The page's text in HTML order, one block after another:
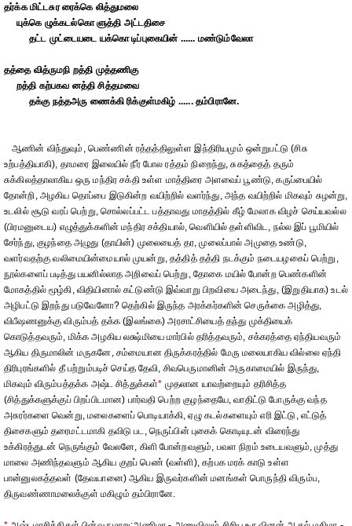
தர்க்க மிட்டசுர ரைக்கெ லித்துமலை
யுக்கெ ழுக்கடல்கொ ளுத்தி அட்டதிசை
தட்ட முட்டையடை யக்கொ டிப்புகையின் ...... மண்டும்வேலா
தத்தை வித்ருமநி றத்தி முத்தணிகு
றத்தி கற்பகவ னத்தி சித்தமவை
தக்கு நத்தஅரு ணைக்கி ரிக்குள்மகிழ் ...... தம்பிரானே.
ஆணின் விந்துவும், பெண்ணின் ரத்தத்திலுள்ள இந்திரியமும் ஒன்றுபட்டு (சிசு
உற்பத்தியாகி), தாமரை இலையில் நீர் போல ரத்தம் நிறைந்து, சுகத்தைத் தரும்
சுக்கிலத்தாலாகிய ஒரு மந்திர சக்தி உள்ள மாத்திரை அளவைப் பூண்டு, கருப்பையில்
தோன்றி, அழகிய தொப்பை இடுகின்ற வயிற்றில் வளர்ந்து, அந்த வயிற்றில் மிகவும் சுழன்று,
உடலில் சூடு வரப் பெற்று, சொல்லப்பட்ட பத்தாவது மாதத்தில் கீழ் மேலாக விழச் செய்யவல்ல
(பிரமனுடைய) எழுத்துக்களின் மந்திர சக்தியால், வெளியில் தள்ளிவிட, நல்ல இப் பூமியில்
சேர்ந்து, குழந்தை அழுது (தாயின்) முலையைத் தர, முலைப்பால் அமுதை உண்டு,
வளர்வதற்கு வலிமையின்மையால் முயன்று, தத்தித் தத்தி நடக்கும் நடையழகைப் பெற்று,
நூல்களைப் படித்து பயனில்லாத அறிவைப் பெற்று, தோகை மயில் போன்ற பெண்களின்
மோகத்தில் மூழ்கி, விதியினால் கட்டுண்டு இவ்வாறு பிறவியை அடைந்து, (இறுதியாக) உடல்
அழிபட்டு இறந்து படுவேனோ? தெற்கில் இருந்த அரக்கர்களின் செருக்கை அழித்து,
விபீஷணனுக்கு விரும்பத் தக்க (இலங்கை) அரசாட்சியைத் தந்து முக்தியைக்
கொடுத்தவரும், மிக்க அழகிய லக்ஷ்மியை மார்பில் தரித்தவரும், சக்கரத்தை ஏந்தியவரும்
ஆகிய திருமாலின் மருகனே, சம்மையான திருக்கரத்தில் மேரு மலையாகிய வில்லை ஏந்தி
திரிபுரங்களில் தீ பற்றும்படிச் செய்த தேவி, சிவபெருமானின் அருகாமையில் இருந்து,
மிகவும் விரும்பத்தக்க அஷ்ட சித்துக்கள்* முதலான யாவற்றையும் தரிசித்த
(சித்துக்களுக்குப் பிறப்பிடமான) பார்வதி பெற்ற குழந்தையே, வாதிட்டு போருக்கு வந்த
அசுரர்களை வென்று, மலைகளைப் பொடியாக்கி, ஏழு கடல்களையும் எரி இட்டு, எட்டுத்
திசைகளும் தரைமட்டமாகி தவிடு பட, நெருப்பின் புகைக் கொடியுடன் விரைந்து
உக்கிரத்துடன் நெருங்கும் வேலனே, கிளி போன்றவளும், பவள நிறம் உடையவளும், முத்து
மாலை அணிந்தவளும் ஆகிய குறப் பெண் (வள்ளி), கற்பக மரக் காடு உள்ள
பான்னுலகத்தவள் (தேவயானை) ஆகிய இருவர்களின் மனங்கள் பொருந்தி விரும்ப,
திருவண்ணாமலைக்குள் மகிழும் தம்பிரானே.